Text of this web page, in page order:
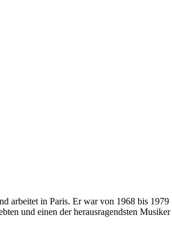
arbeitet in Paris. Er war von 1968 bis
und einen der herausragendsten